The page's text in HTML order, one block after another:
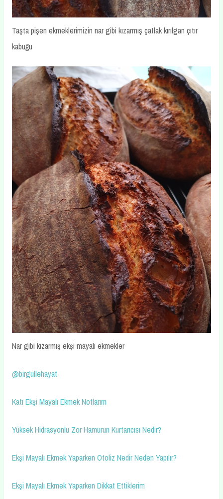
Taşta pişen ekmeklerimizin nar gibi kızarmış çatlak kırılgan çıtır
kabuğu
Nar gibi kızarmış ekşi mayalı ekmekler
@birgullehayat
Katı Ekşi Mayalı Ekmek Notlarım
Yüksek Hidrasyonlu Zor Hamurun Kurtarıcısı Nedir?
Ekşi Mayalı Ekmek Yaparken Otoliz Nedir Neden Yapılır?
Ekşi Mayalı Ekmek Yaparken Dikkat Ettiklerim